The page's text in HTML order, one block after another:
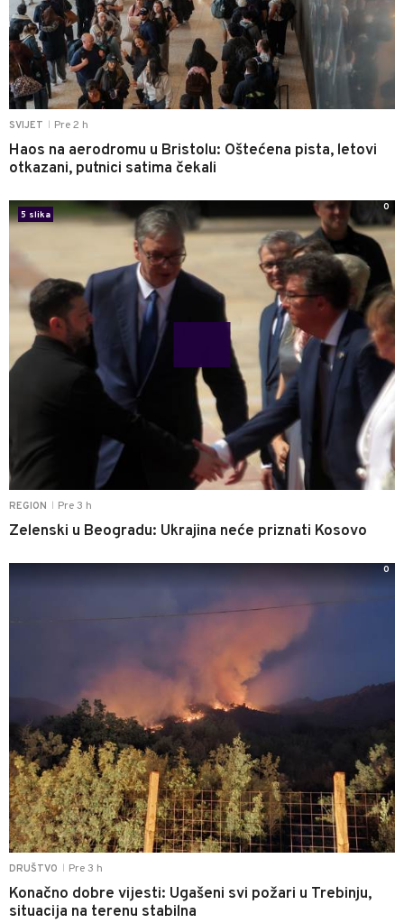
SVIJET Pre 2 h
Haos na aerodromu u Bristolu: Oštećena pista, letovi
otkazani, putnici satima čekali
REGION Pre 3 h
Zelenski u Beogradu: Ukrajina neće priznati Kosovo
5 slika
0
DRUŠTVO Pre 3 h
Konačno dobre vijesti: Ugašeni svi požari u Trebinju,
situacija na terenu stabilna
0